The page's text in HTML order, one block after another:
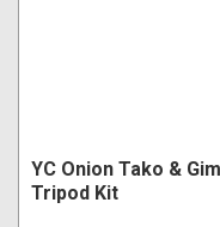
YC Onion Tako &
Tripod Kit